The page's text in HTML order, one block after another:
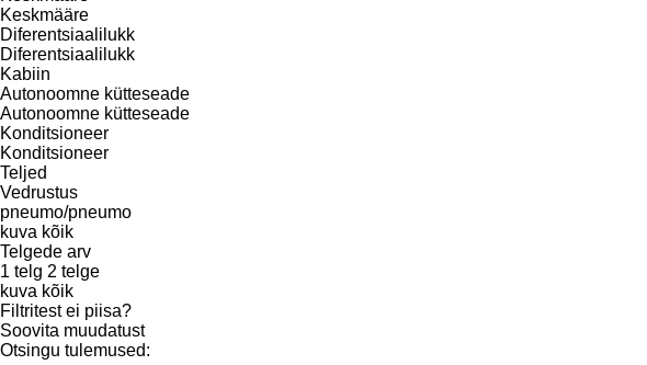
Keskmääre
Diferentsiaalilukk
Diferentsiaalilukk
Kabiin
Autonoomne kütteseade
Autonoomne kütteseade
Konditsioneer
Konditsioneer
Teljed
Vedrustus
pneumo/pneumo
kuva kõik
Telgede arv
1 telg 2 telge
kuva kõik
Filtritest ei piisa?
Soovita muudatust
Otsingu tulemused: